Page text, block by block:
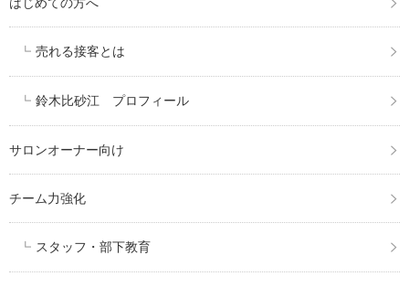
売れる接客とは
鈴木比砂江 プロフィール
サロンオーナー向け
チーム力強化
スタッフ・部下教育